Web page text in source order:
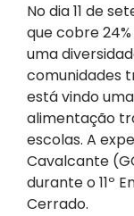
No dia 11 de
que cobre
uma
comunidades
está vindo
alimentação
escolas. A
Cavalcante
durante o 11º
Cerrado.